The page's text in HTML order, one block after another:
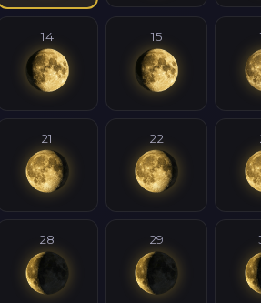
14 15
21 22
28 29